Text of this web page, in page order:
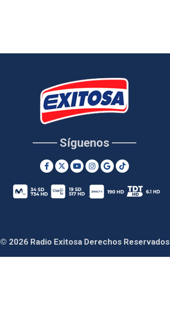
Síguenos
© 2026 Radio Exitosa Derechos Reservados